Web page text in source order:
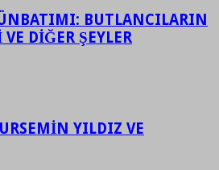
BUTLANCILARIN
DİĞER ŞEYLER
YILDIZ VE